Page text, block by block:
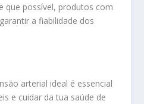
que possível, produtos com
a fiabilidade dos
arterial ideal é essencial
e cuidar da tua saúde de